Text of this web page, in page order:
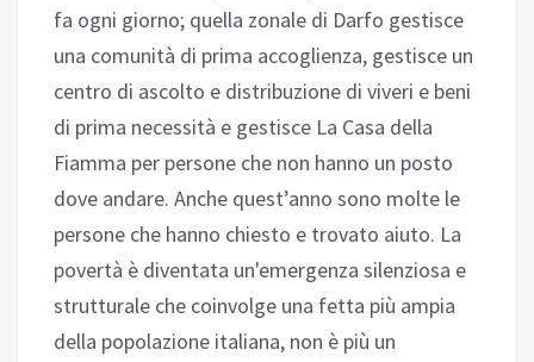
fa ogni giorno; quella zonale di Darfo gestisce
una comunità di prima accoglienza, gestisce un
centro di ascolto e distribuzione di viveri e beni
di prima necessità e gestisce La Casa della
Fiamma per persone che non hanno un posto
dove andare. Anche quest’anno sono molte le
persone che hanno chiesto e trovato aiuto. La
povertà è diventata un'emergenza silenziosa e
strutturale che coinvolge una fetta più ampia
della popolazione italiana, non è più un